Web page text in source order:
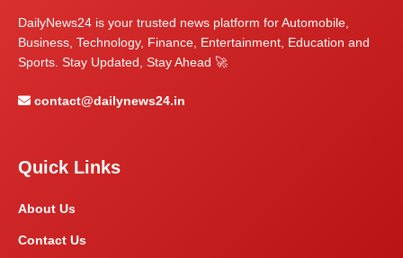
DailyNews24 is your trusted news platform for Automobile,
Business, Technology, Finance, Entertainment, Education and
Sports. Stay Updated, Stay Ahead 🚀
contact@dailynews24.in
Quick Links
About Us
Contact Us